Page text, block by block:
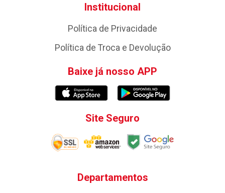
Institucional
Política de Privacidade
Política de Troca e Devolução
Baixe já nosso APP
Site Seguro
Departamentos